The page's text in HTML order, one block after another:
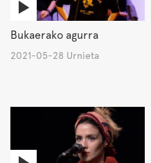
Bukaerako agurra
2021-05-28 Urnieta